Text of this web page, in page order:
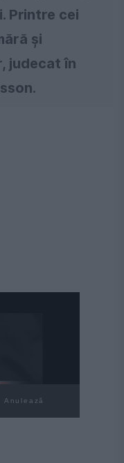
Printre cei
şi
judecat în
Anulează